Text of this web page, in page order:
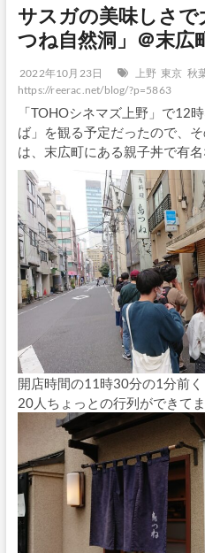
サスガの美味しさ
つね自然洞」＠末広
2022年10月23日 上野 東京 秋
https://reerac.net/blog/?p=5863
「TOHOシネマズ上野」で12
ば」を観る予定だったので、
は、末広町にある親子丼で有名
開店時間の11時30分の1分前く
20人ちょっとの行列ができてま